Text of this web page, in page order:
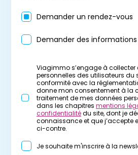
Demander un rendez-vous
Demander des informations
Viagimmo s’engage à collecter
personnelles des utilisateurs
conformité avec la
donne mon consentement à la
traitement de mes données
dans les chapitres mentions
confidentialitédu site, dont je
connaissance et que j’accepte
ci-contre.
Je souhaite m'inscrire à la